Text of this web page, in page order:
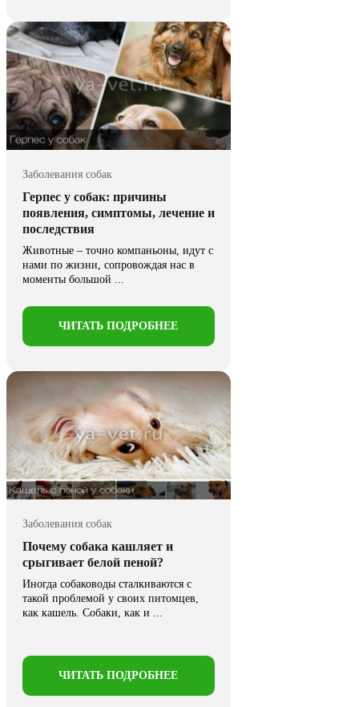
Заболевания собак
Герпес у собак: причины
появления, симптомы, лечение и
последствия
Животные – точно компаньоны, идут с
нами по жизни, сопровождая нас в
моменты большой ...
ЧИТАТЬ ПОДРОБНЕЕ
Заболевания собак
Почему собака кашляет и
срыгивает белой пеной?
Иногда собаководы сталкиваются с
такой проблемой у своих питомцев,
как кашель. Собаки, как и ...
ЧИТАТЬ ПОДРОБНЕЕ